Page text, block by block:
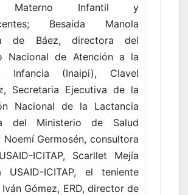
Materno Infantil y
Besaida Manola
de Báez, directora del
Nacional de Atención a la
Infancia (Inaipi), Clavel
Secretaria Ejecutiva de la
Nacional de la Lactancia
del Ministerio de Salud
Noemí Germosén, consultora
ICITAP, Scarllet Mejía
USAID-ICITAP, el teniente
Gómez, ERD, director de